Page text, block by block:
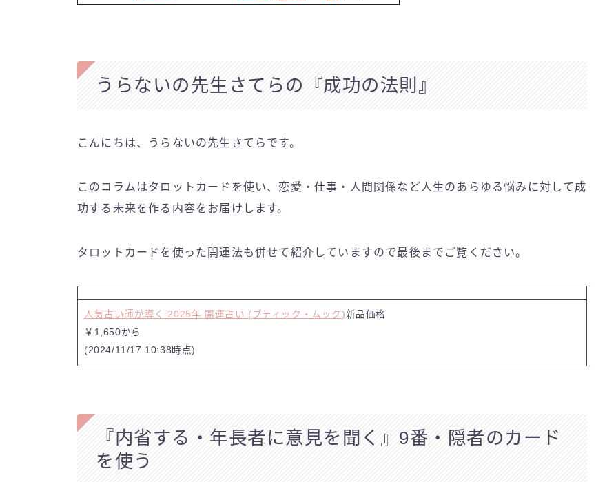
うらないの先生さてらの『成功の法則』
こんにちは、うらないの先生さてらです。
このコラムはタロットカードを使い、恋愛・仕事・人間関係など人生のあらゆる悩みに対して成
功する未来を作る内容をお届けします。
タロットカードを使った開運法も併せて紹介していますので最後までご覧ください。
人気占い師が導く 2025年 開運占い (ブティック・ムック)新品価格
￥1,650から
(2024/11/17 10:38時点)
『内省する・年長者に意見を聞く』9番・隠者のカード
を使う